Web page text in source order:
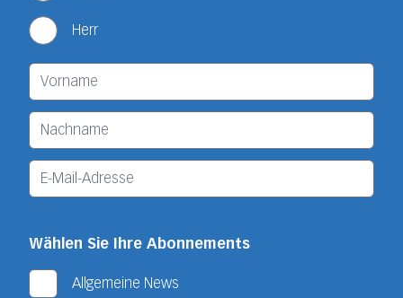
Herr
Wählen Sie Ihre Abonnements
Allgemeine News